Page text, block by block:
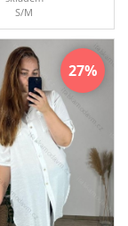
Rozměry: prsa
boky 100cm,
96 cm
S/M
27